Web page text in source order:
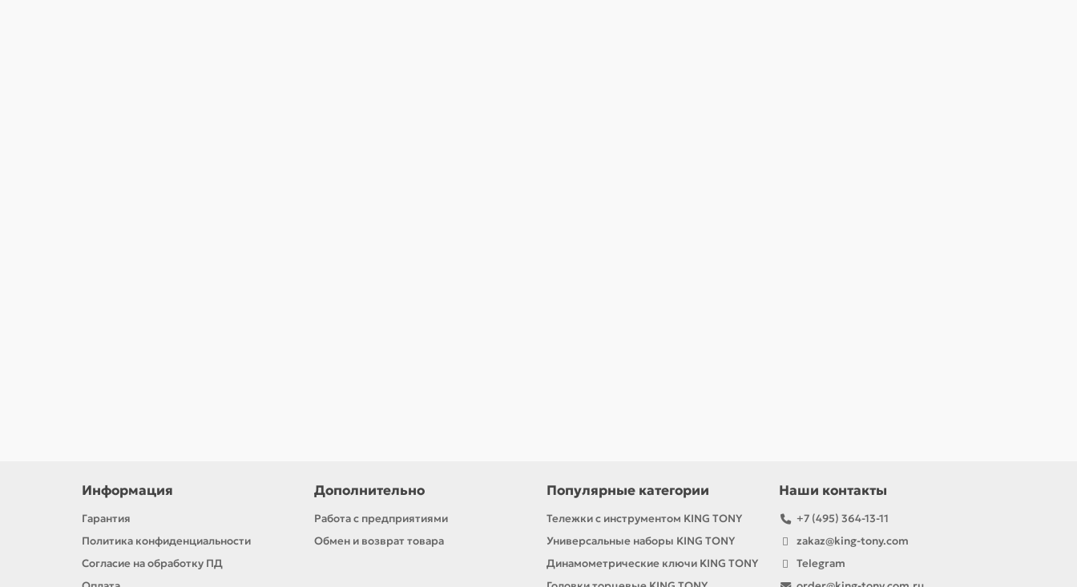
Информация
Гарантия
Политика конфиденциальности
Согласие на обработку ПД
Дополнительно
Работа с предприятиями
Обмен и возврат товара
Популярные категории
Тележки с инструментом KING TONY
Универсальные наборы KING TONY
Динамометрические ключи KING TONY
Наши контакты
+7 (495) 364-13-11
zakaz@king-tony.com
Telegram